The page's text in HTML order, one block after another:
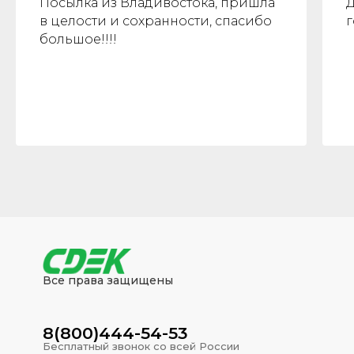
в целости и сохранности, спасибо
большое!!!!
8(800)444-54-53
Бесплатный звонок со всей России
Все права защищены